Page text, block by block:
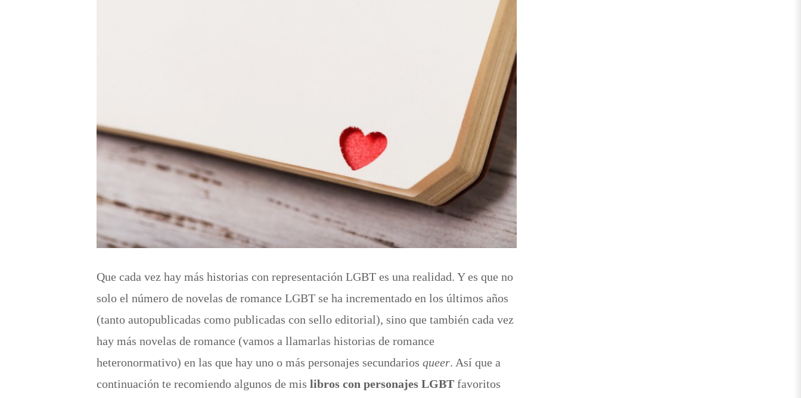
SON
DE
ROMANCE
LGBT
Que cada vez hay más historias con representación LGBT es una realidad. Y es que no
solo el número de novelas de romance LGBT se ha incrementado en los últimos años
(tanto autopublicadas como publicadas con sello editorial), sino que también cada vez
hay más novelas de romance (vamos a llamarlas historias de romance
heteronormativo) en las que hay uno o más personajes secundarios queer. Así que a
continuación te recomiendo algunos de mis libros con personajes LGBT favoritos